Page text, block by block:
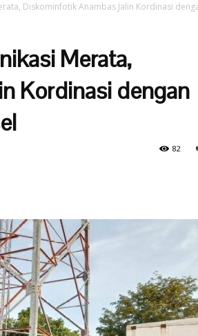
Diskominfotik Anambas Jalin Kordinasi
Merata,
Kordinasi dengan
82